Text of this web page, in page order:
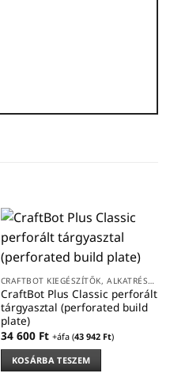
CraftBot Plus Classic perforált
tárgyasztal (perforated build
plate)
34 600 Ft +áfa (43 942 Ft)
KOSÁRBA TESZEM